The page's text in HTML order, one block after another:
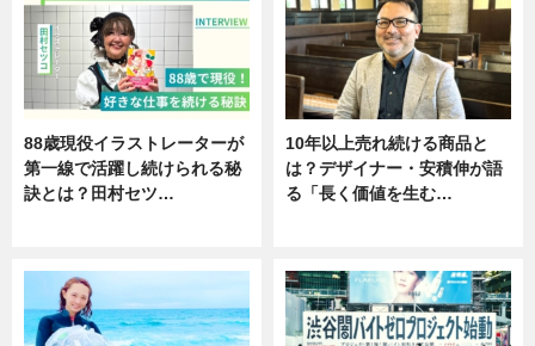
88歳現役イラストレーターが
第一線で活躍し続けられる秘
訣とは？田村セツ…
10年以上売れ続ける商品と
は？デザイナー・安積伸が語
る「長く価値を生む…